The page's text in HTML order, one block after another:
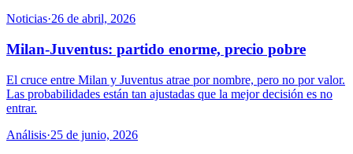
Noticias·26 de abril, 2026
Milan-Juventus: partido enorme, precio pobre
El cruce entre Milan y Juventus atrae por nombre, pero no por valor.
Las probabilidades están tan ajustadas que la mejor decisión es no
entrar.
Análisis·25 de junio, 2026